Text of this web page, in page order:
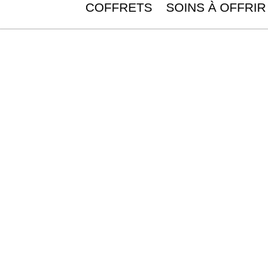
COFFRETS
SOINS À OFFRIR